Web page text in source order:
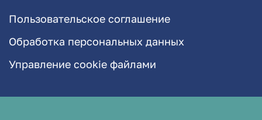
Пользовательское соглашение
Обработка персональных данных
Управление cookie файлами